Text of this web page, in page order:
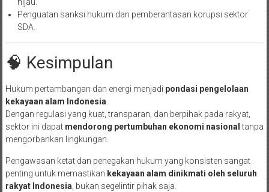
hijau.
Penguatan sanksi hukum dan pemberantasan korupsi sektor
SDA.
🧠 Kesimpulan
Hukum pertambangan dan energi menjadi pondasi pengelolaan
kekayaan alam Indonesia.
Dengan regulasi yang kuat, transparan, dan berpihak pada rakyat,
sektor ini dapat mendorong pertumbuhan ekonomi nasional tanpa
mengorbankan lingkungan.
Pengawasan ketat dan penegakan hukum yang konsisten sangat
penting untuk memastikan kekayaan alam dinikmati oleh seluruh
rakyat Indonesia, bukan segelintir pihak saja.